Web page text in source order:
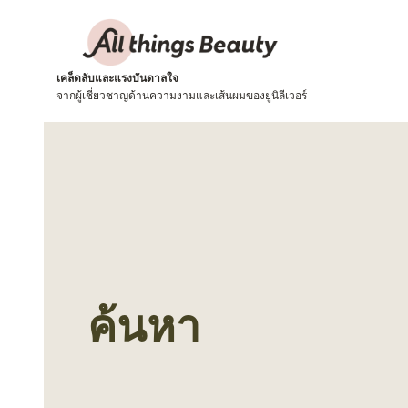
เคล็ดลับและแรงบันดาลใจ
จากผู้เชี่ยวชาญด้านความงามและเส้นผมของยูนิลีเวอร์
ค้นหา